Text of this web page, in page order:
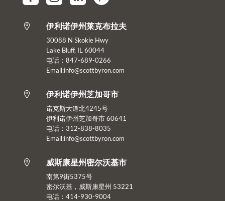
 伊利诺伊州莱克布拉夫
30088 N Skokie Hwy
Lake Bluff, IL 60044
电话：847-689-0266
Email:info@scottbyron.com
 伊利诺伊州芝加哥市
诺克斯大道北4245号
伊利诺伊州芝加哥市 60641
电话：312-838-8035
Email:info@scottbyron.com
 威斯康星州密尔沃基市
南第9街5375号
密尔沃基，威斯康星州 53221
电话：414-930-9004